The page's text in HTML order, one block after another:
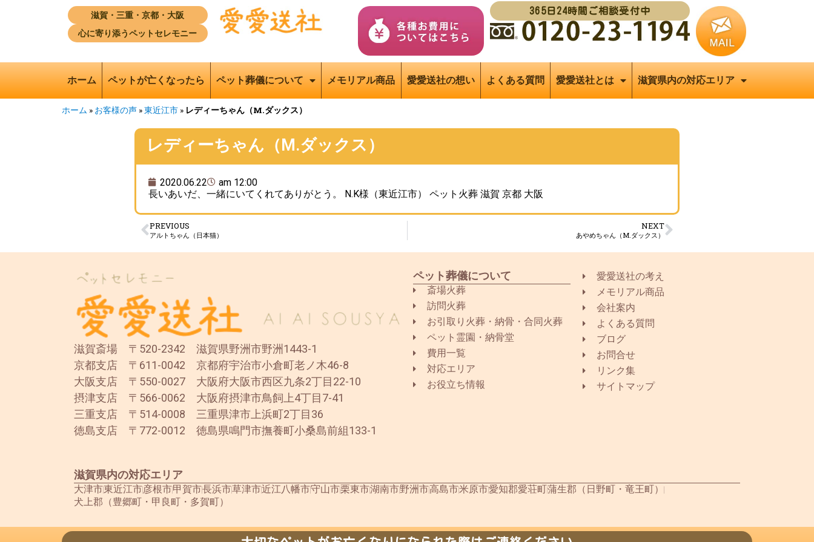
滋賀・三重・京都・大阪
心に寄り添うペットセレモニー
365日24時間ご相談受付中
ホーム ペットが亡くなったら ペット葬儀について メモリアル商品 愛愛送社の想い よくある質問 愛愛送社とは 滋賀県内の対応エリア
ホーム » お客様の声 »東近江市 » レディーちゃん（M.ダックス）
レディーちゃん（M.ダックス）
2020.06.22
am 12:00
長いあいだ、一緒にいてくれてありがとう。 N.K様（東近江市） ペット火葬 滋賀 京都 大阪
PREVIOUS
アルトちゃん（日本猫）
NEXT
あやめちゃん（M.ダックス）
滋賀斎場 〒520-2342 滋賀県野洲市野洲1443-1
京都支店 〒611-0042 京都府宇治市小倉町老ノ木46-8
大阪支店 〒550-0027 大阪府大阪市西区九条2丁目22-10
摂津支店 〒566-0062 大阪府摂津市鳥飼上4丁目7-41
三重支店 〒514-0008 三重県津市上浜町2丁目36
徳島支店 〒772-0012 徳島県鳴門市撫養町小桑島前組133-1
ペット葬儀について
斎場火葬
訪問火葬
お引取り火葬・納骨・合同火葬
ペット霊園・納骨堂
費用一覧
対応エリア
お役立ち情報
愛愛送社の考え
メモリアル商品
会社案内
よくある質問
ブログ
お問合せ
リンク集
サイトマップ
滋賀県内の対応エリア
大津市東近江市彦根市甲賀市長浜市草津市近江八幡市守山市栗東市湖南市野洲市高島市米原市愛知郡愛荘町蒲生郡（日野町・竜王町）
犬上郡（豊郷町・甲良町・多賀町）